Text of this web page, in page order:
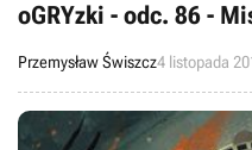
oGRYzki - odc. 86 -
Przemysław Świszcz4 listopada